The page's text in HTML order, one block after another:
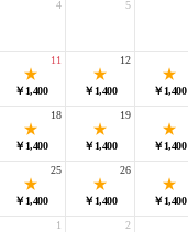
4 5
￥1,400
11
￥1,400
12
￥1,400
￥1,400
18
￥1,400
19
￥1,400
￥1,400
25
￥1,400
26
￥1,400
1 2